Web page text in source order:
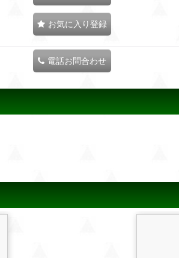
お気に入り登録
電話お問合わせ